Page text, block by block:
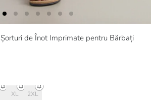
Șorturi de Înot Imprimate pentru Bărbați
XL 2XL